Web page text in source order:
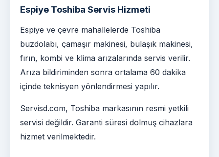
Espiye Toshiba Servis Hizmeti
Espiye ve çevre mahallelerde Toshiba
buzdolabı, çamaşır makinesi, bulaşık makinesi,
fırın, kombi ve klima arızalarında servis verilir.
Arıza bildiriminden sonra ortalama 60 dakika
içinde teknisyen yönlendirmesi yapılır.
Servisd.com, Toshiba markasının resmi yetkili
servisi değildir. Garanti süresi dolmuş cihazlara
hizmet verilmektedir.